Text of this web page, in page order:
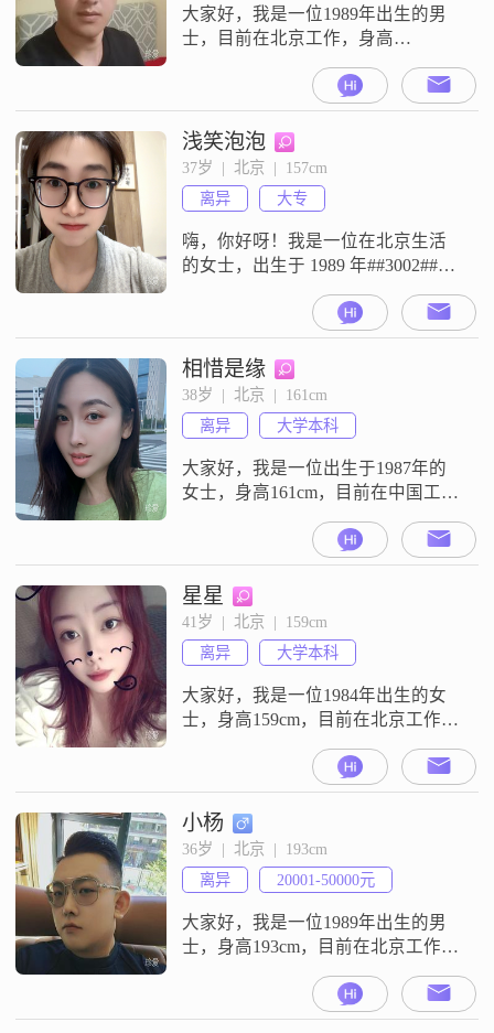
食和锻炼，希
大家好，我是一位1989年出生的男
士，目前在北京工作，身高
168cm##3002##我的月收入在8001到
12000元之间，学历是高中及以下
##3002##我性格稳重可靠，待人随
和易相处，生活中我非常注重勤俭
节约，努力在工作与生活之间找到
平衡##3002##我热爱烹饪，喜欢自
己下厨做一些美味的菜肴##3002##
平时我
浅笑泡泡
37岁  |  北京  |  157cm
离异
大专
嗨，你好呀！我是一位在北京生活
的女士，出生于 1989 年##3002##我
北京的工作还不错，每个月的收入
能有 8001 - 12000 元，能让自己过得
还算不错##3002##我是大专学历，
在学习和工作中积累了不少经验
##3002##我觉得自己最大的特点就
是乐观积极，不管
相惜是缘
38岁  |  北京  |  161cm
离异
大学本科
大家好，我是一位出生于1987年的
女士，身高161cm，目前在中国工
##3002##我拥有大学本科学历，性
格上我比较善解人意，温柔体贴，
同时也非常独立自信##3002##我热
爱生活，喜欢登山徒步和户外露
营，这些活动让我能够更好地放松
自己，享受大自然的美好##3002##
我认为情绪稳
星星
41岁  |  北京  |  159cm
离异
大学本科
大家好，我是一位1984年出生的女
士，身高159cm，目前在北京工作，
大学本科学历##3002##我性格独立
自信，做事细腻敏感，非常重视家
庭，认为家庭是我生活的重心
##3002##我追求的是简单而幸福的
生活中，喜欢享受慢节奏的时光
##3002##平时我喜欢插花艺术，这
让我感到放松和
小杨
36岁  |  北京  |  193cm
离异
20001-50000元
大家好，我是一位1989年出生的男
士，身高193cm，目前在北京工作，
##3002##我拥有大学本科学历，性
格上我比较稳重可靠，也喜欢用幽